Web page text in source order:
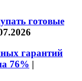
готовые
гарантий
76% |